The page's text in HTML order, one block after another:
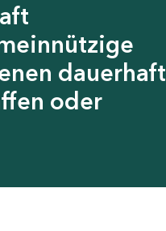
dauerhaft
oder